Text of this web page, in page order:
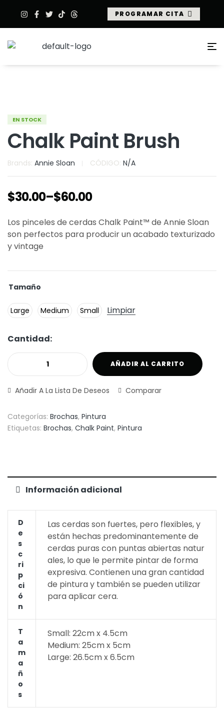
PROGRAMAR CITA
EN STOCK
Chalk Paint Brush
Brands: Annie Sloan CÓDIGO: N/A
$30.00–$60.00
Los pinceles de cerdas Chalk Paint™ de Annie Sloan
son perfectos para producir un acabado texturizado
y vintage
Tamaño
Large Medium Small Limpiar
Cantidad:
AÑADIR AL CARRITO
Añadir A La Lista De Deseos Comparar
Categorías: Brochas, Pintura
Etiquetas: Brochas, Chalk Paint, Pintura
Información adicional
D
E
S
C
Ri
P
Ci
Ó
N
Las cerdas son fuertes, pero flexibles, y
están hechas predominantemente de
cerdas puras con puntas abiertas natur
ales, lo que le permite pintar de forma
expresiva. Contienen una gran cantidad
de pintura y también se pueden utilizar
para aplicar cera.
T
A
M
A
Ñ
O
S
Small: 22cm x 4.5cm
Medium: 25cm x 5cm
Large: 26.5cm x 6.5cm